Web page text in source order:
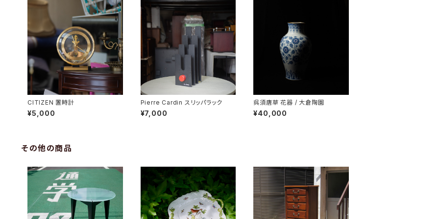
CITIZEN 置時計
¥5,000
Pierre Cardin スリッパラック
¥7,000
呉須唐草 花器 / 大倉陶園
¥40,000
その他の商品